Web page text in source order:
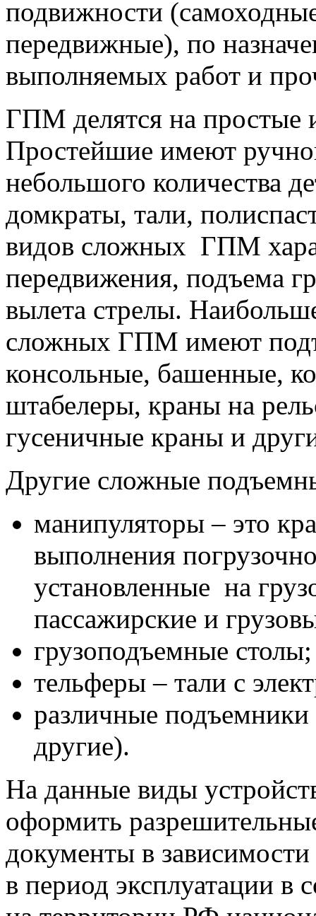
подвижности
передвижные), по
выполняемых работ и
ГПМ делятся на простые
Простейшие имеют
небольшого количества
домкраты, тали,
видов сложных ГПМ
передвижения, подъема
вылета стрелы.
сложных ГПМ имеют
консольные, башенные,
штабелеры, краны на
гусеничные краны и
Другие сложные
манипуляторы – это
выполнения
установленные на
пассажирские и
грузоподъемные столы;
тельферы – тали с
различные
другие).
На данные виды
оформить
документы в
в период эксплуатации в